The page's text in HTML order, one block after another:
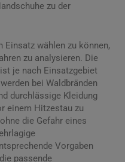
zu der
Einsatz wählen zu können,
zu analysieren. Die
je nach Einsatzgebiet
bei Waldbränden
durchlässige Kleidung
einem Hitzestau zu
die Gefahr eines
Vorgaben
passende